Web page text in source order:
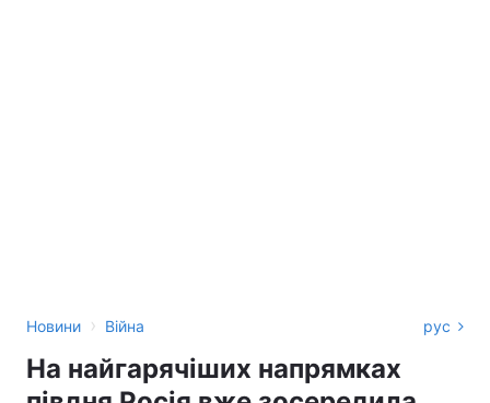
Новини › Війна рус
На найгарячіших напрямках